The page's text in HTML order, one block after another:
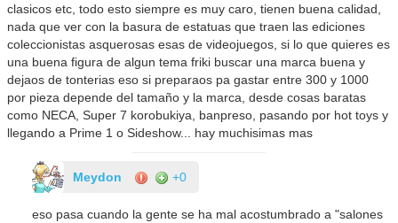
clasicos etc, todo esto siempre es muy caro, tienen buena calidad,
nada que ver con la basura de estatuas que traen las ediciones
coleccionistas asquerosas esas de videojuegos, si lo que quieres es
una buena figura de algun tema friki buscar una marca buena y
dejaos de tonterias eso si preparaos pa gastar entre 300 y 1000
por pieza depende del tamaño y la marca, desde cosas baratas
como NECA, Super 7 korobukiya, banpreso, pasando por hot toys y
llegando a Prime 1 o Sideshow... hay muchisimas mas
Meydon +0
eso pasa cuando la gente se ha mal acostumbrado a "salones